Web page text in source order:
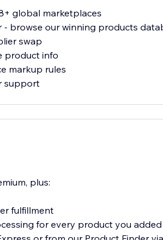
global marketplaces
- browse our winning products
swap
product info
markup rules
support
plus:
fulfillment
for every product you added